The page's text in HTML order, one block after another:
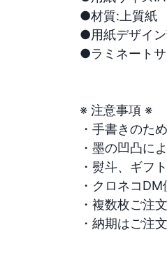
●材質:上質紙
●用紙デザイ
●ラミネート
※ 注意事項 ※
・手書きのた
・墨の凹凸に
・熨斗、ギフ
・クロネコ
・複数枚ご注
・納期はご注